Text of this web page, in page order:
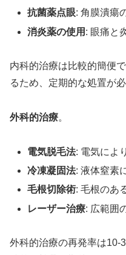
抗菌薬点眼: 角膜潰瘍
消炎薬の使用 : 眼痛と
内科的治療は比較的簡便
るため、定期的な処置が必
外科的治療。
電気脱毛法: 電気によ
冷凍凝固法: 液体窒素
毛根切除術: 毛根のあ
レーザー治療: 広範囲
外科的治療の再発率は10-